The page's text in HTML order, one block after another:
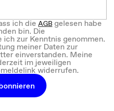
ich dieAGBgelesen habe
bin. Die
ich zur Kenntnis genommen.
meiner Daten zur
einverstanden. Meine
im jeweiligen
widerrufen.